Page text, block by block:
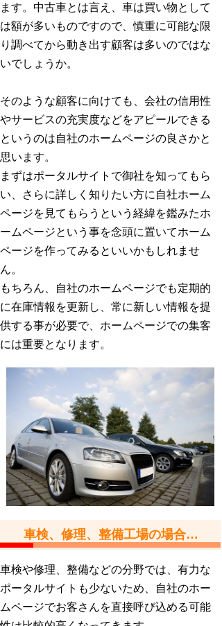
ます。中古車とは言え、車は買い物として
は額が多いものですので、慎重に可能な限
り調べてから動き出す顧客は多いのではな
いでしょうか。
そのような顧客に向けても、会社の信用性
やサービスの充実度などをアピールできる
というのは自社のホームページの良さかと
思います。
まずはポータルサイトで御社を知ってもら
い、さらに詳しく知りたい方に自社ホーム
ページを見てもらうという経緯を鑑みたホ
ームページという事を念頭に置いてホーム
ページを作ってみるといいかもしれませ
ん。
もちろん、自社のホームページでも定期的
に在庫情報を更新し、常に新しい情報を提
供する事が必要で、ホームページでの集客
には重要となります。
車検、修理、整備工場の場合…
車検や修理、整備などの分野では、有力な
ポータルサイトも少ないため、自社のホー
ムページでお客さんを直接呼び込める可能